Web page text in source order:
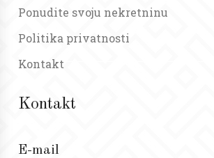
Ponudite svoju nekretninu
Politika privatnosti
Kontakt
Kontakt
E-mail